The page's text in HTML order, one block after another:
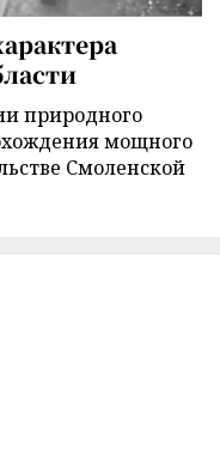
природного
мощного
Смоленской